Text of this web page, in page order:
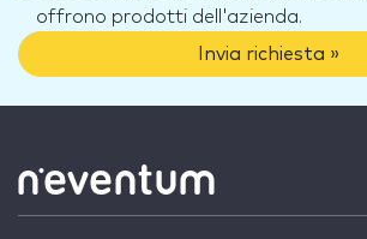
offrono prodotti dell'azienda.
Invia richiesta »